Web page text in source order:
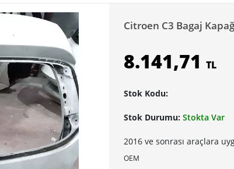
Citroen C3 Bagaj
8.141,71 TL
Stok Kodu:
Stok Durumu: Stokta Var
2016 ve sonrası araçlara
OEM